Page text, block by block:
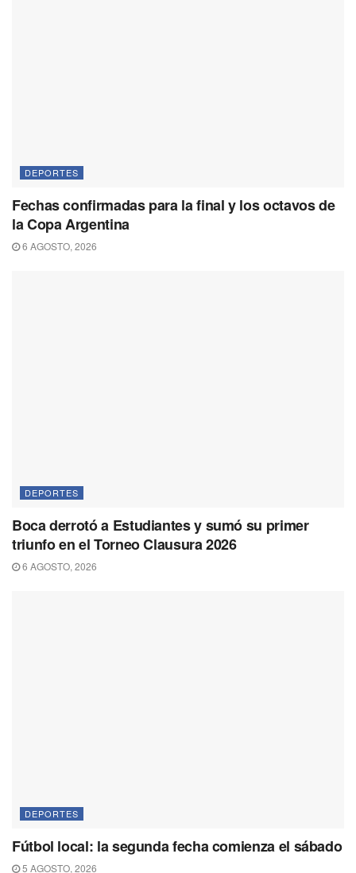
DEPORTES
Fechas confirmadas para la final y los octavos de
la Copa Argentina
6 AGOSTO, 2026
DEPORTES
Boca derrotó a Estudiantes y sumó su primer
triunfo en el Torneo Clausura 2026
6 AGOSTO, 2026
DEPORTES
Fútbol local: la segunda fecha comienza el sábado
5 AGOSTO, 2026